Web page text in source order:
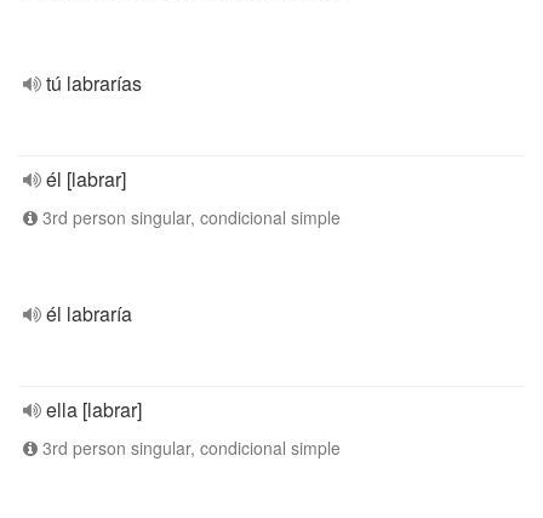
tú labrarías
él [labrar]
3rd person singular, condicional simple
él labraría
ella [labrar]
3rd person singular, condicional simple